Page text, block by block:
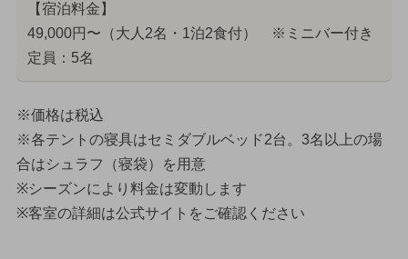
【宿泊料金】
49,000円〜（大人2名・1泊2食付） ※ミニバー付き
定員：5名
※価格は税込
※各テントの寝具はセミダブルベッド2台。3名以上の場
合はシュラフ（寝袋）を用意
※シーズンにより料金は変動します
※客室の詳細は公式サイトをご確認ください